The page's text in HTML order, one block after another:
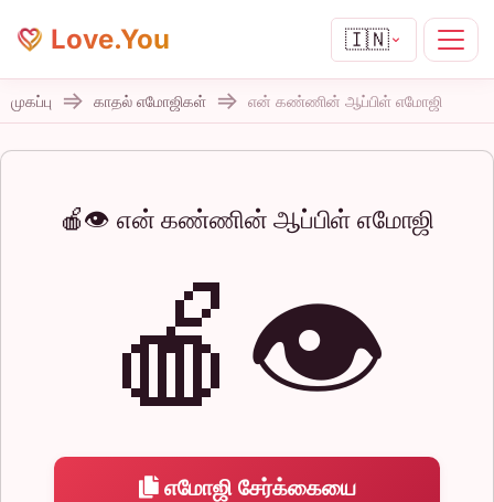
Love.You 🇮🇳
முகப்பு காதல் எமோஜிகள் என் கண்ணின் ஆப்பிள் எமோஜி
🍎👁️ என் கண்ணின் ஆப்பிள் எமோஜி
🍎👁️
எமோஜி சேர்க்கையை